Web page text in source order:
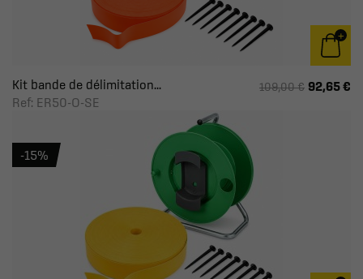
Kit bande de délimitation...
Ref: ER50-O-SE
109,00 € 92,65 €
-15%